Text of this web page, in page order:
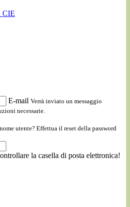
CIE
E-mail Verrà inviato un messaggio
necessarie.
utente? Effettua il reset della password
la casella di posta elettronica!